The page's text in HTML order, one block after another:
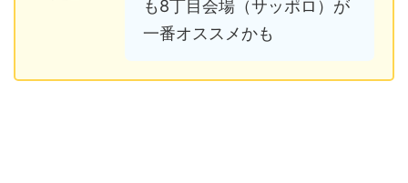
も8丁目会場（サッポロ）が
一番オススメかも